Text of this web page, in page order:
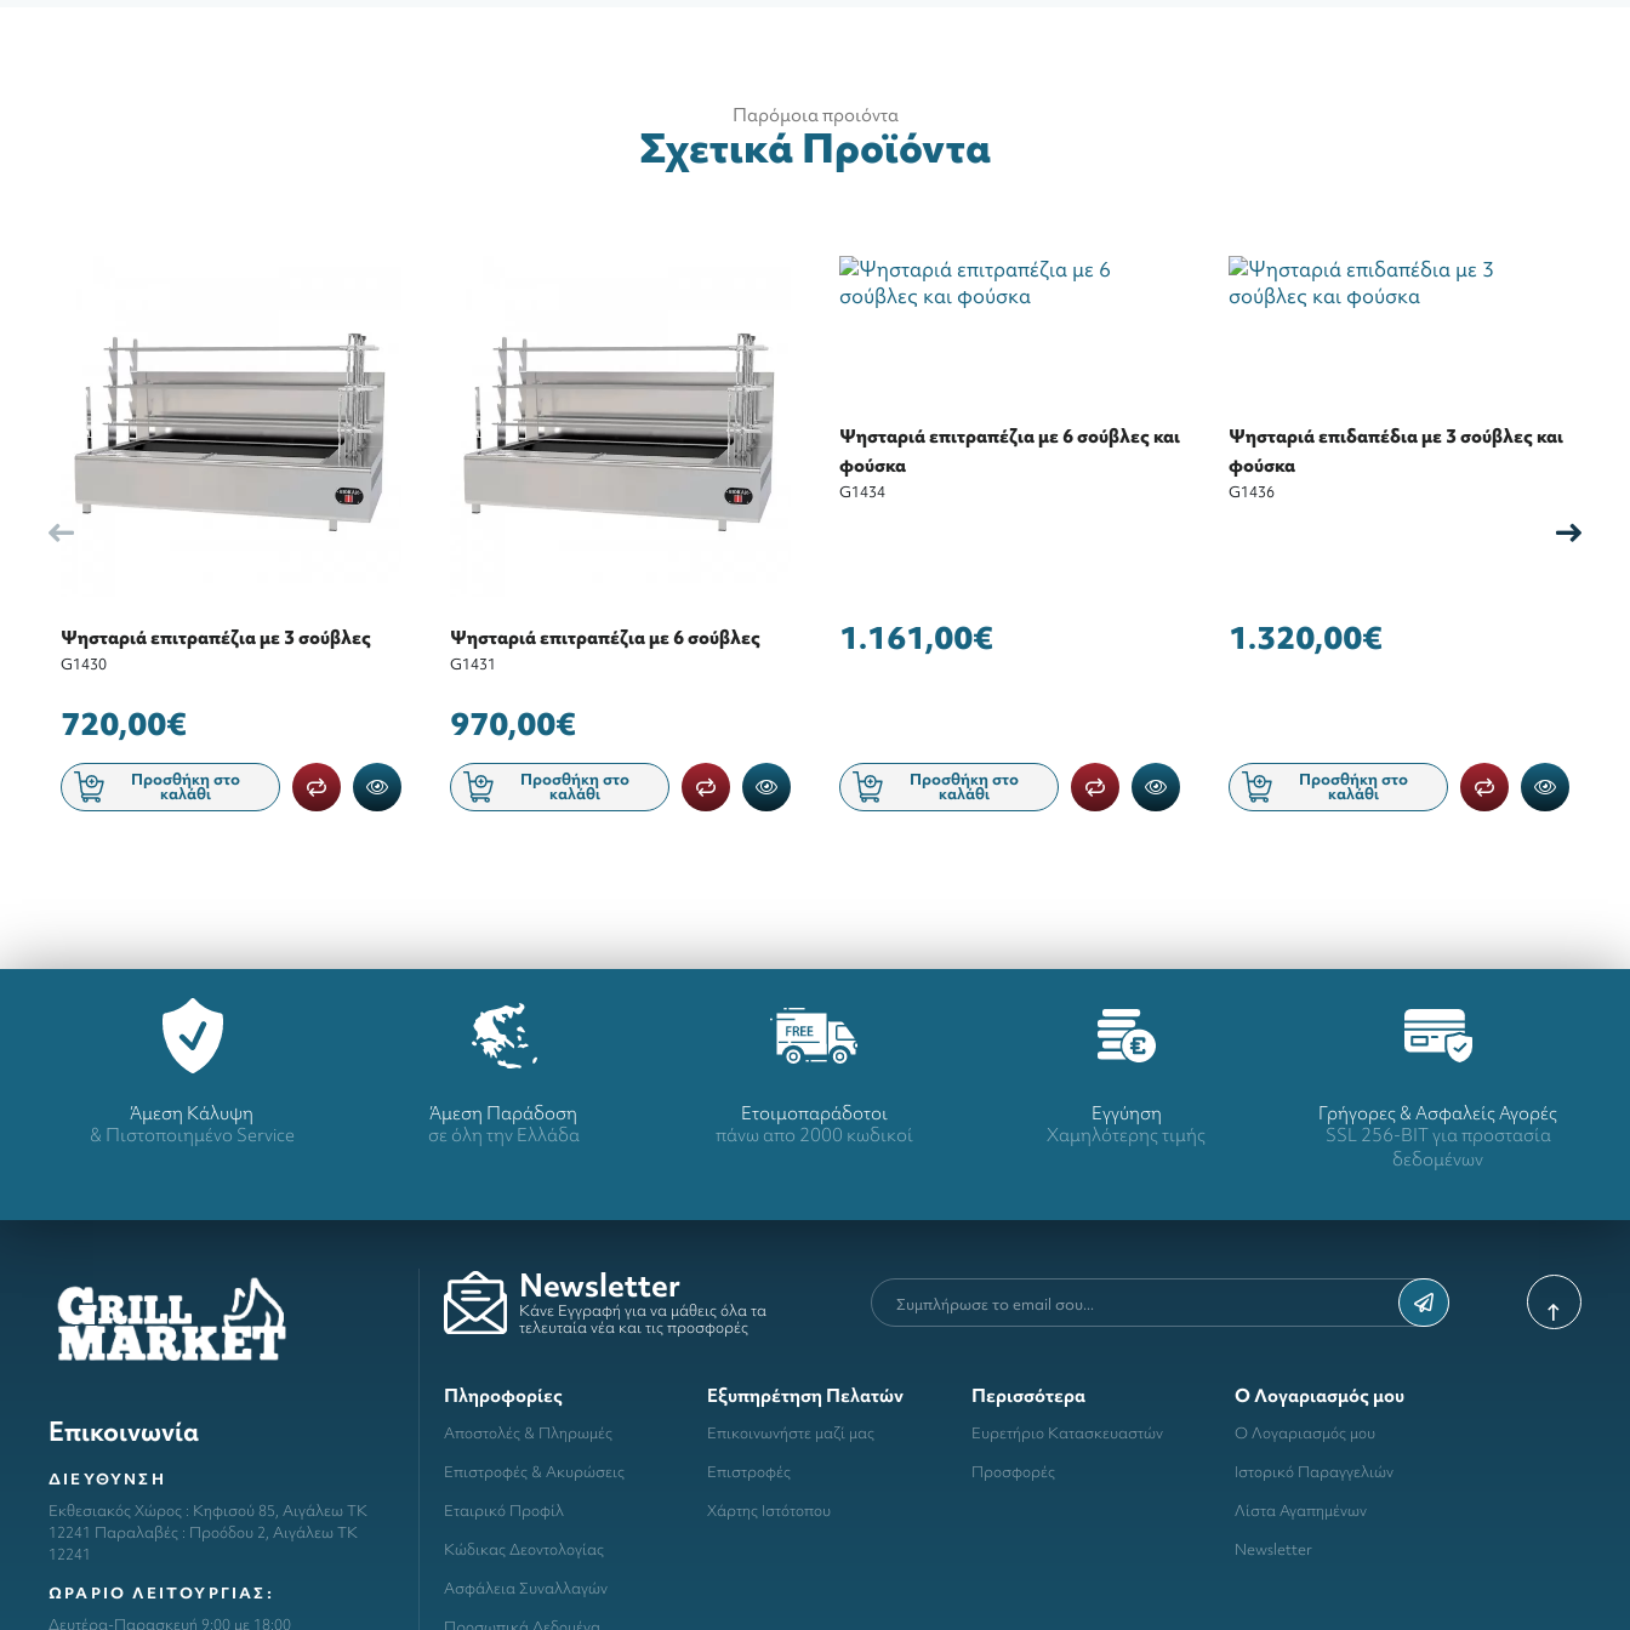
Παρόμοια προιόντα
Σχετικά Προϊόντα
Ψησταριά επιτραπέζια με 3 σούβλες
G1430
720,00€
Προσθήκη στο
καλάθι
Ψησταριά επιτραπέζια με 6 σούβλες
G1431
970,00€
Προσθήκη στο
καλάθι
Ψησταριά επιτραπέζια με 6 σούβλες και
φούσκα
G1434
1.161,00€
Προσθήκη στο
καλάθι
Ψησταριά επιδαπέδια με 3 σούβλες και
φούσκα
G1436
1.320,00€
Προσθήκη στο
καλάθι
Άμεση Κάλυψη
& Πιστοποιημένο Service
Άμεση Παράδοση
σε όλη την Ελλάδα
Ετοιμοπαράδοτοι
πάνω απο 2000 κωδικοί
Eγγύηση
Χαμηλότερης τιμής
Γρήγορες & Ασφαλείς Αγορές
SSL 256-BIT για προστασία
δεδομένων
Επικοινωνία
ΔΙΕΥΘΥΝΣΗ
Εκθεσιακός Χώρος : Κηφισού 85, Αιγάλεω ΤΚ
12241 Παραλαβές : Προόδου 2, Αιγάλεω ΤΚ
12241
ΩΡΑΡΙΟ ΛΕΙΤΟΥΡΓΙΑΣ:
Δευτέρα-Παρασκευή 9:00 με 18:00
Newsletter
Κάνε Εγγραφή για να μάθεις όλα τα
τελευταία νέα και τις προσφορές
Πληροφορίες
Αποστολές & Πληρωμές
Επιστροφές & Ακυρώσεις
Εταιρικό Προφίλ
Κώδικας Δεοντολογίας
Ασφάλεια Συναλλαγών
Εξυπηρέτηση Πελατών
Επικοινωνήστε μαζί μας
Επιστροφές
Χάρτης Ιστότοπου
Περισσότερα
Ευρετήριο Κατασκευαστών
Προσφορές
Ο Λογαριασμός μου
Ο Λογαριασμός μου
Ιστορικό Παραγγελιών
Λίστα Αγαπημένων
Newsletter